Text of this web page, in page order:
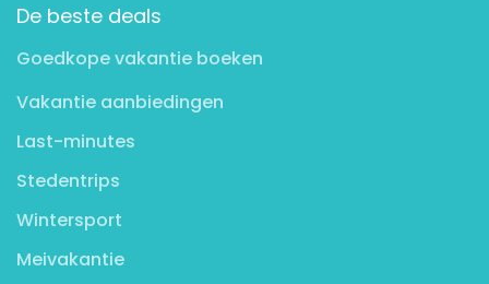
De beste deals
Goedkope vakantie boeken
Vakantie aanbiedingen
Last-minutes
Stedentrips
Wintersport
Meivakantie